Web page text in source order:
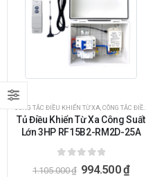
CÔNG TẮC ĐIỀU KHIỂN TỪ XA CÔNG TẮC ĐIỀU KHIỂN TỪ XA BẰNG REMOTE
Tủ Điều Khiển Từ Xa Công Suất
Lớn 3HP RF15B2-RM2D-25A
ngoài 5
1.105.000₫ 994.500₫